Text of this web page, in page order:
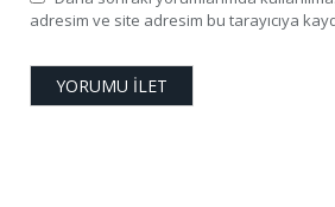
adresim ve site adresim bu tarayıcıya